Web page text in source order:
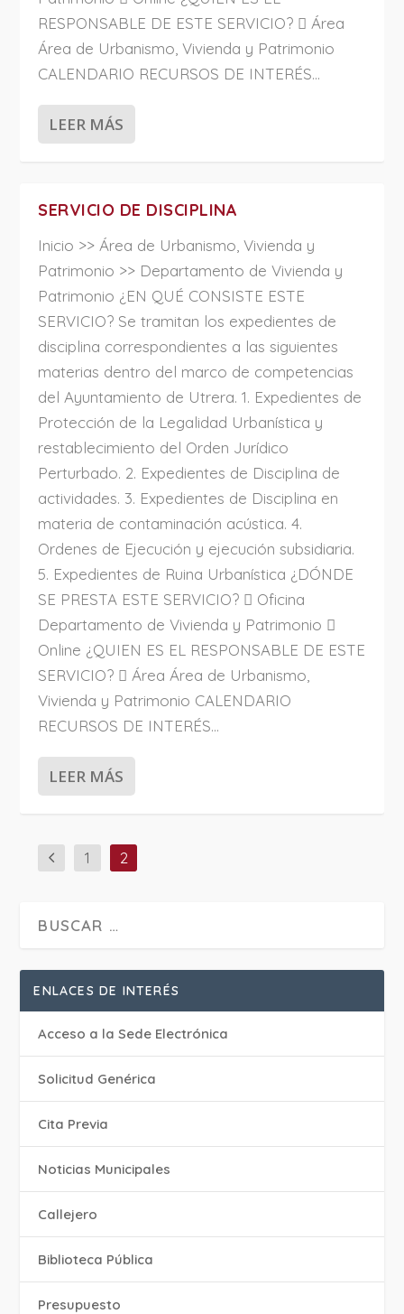
RESPONSABLE DE ESTE SERVICIO?  Área
Área de Urbanismo, Vivienda y Patrimonio
CALENDARIO RECURSOS DE INTERÉS...
LEER MÁS
SERVICIO DE DISCIPLINA
Inicio >> Área de Urbanismo, Vivienda y
Patrimonio >> Departamento de Vivienda y
Patrimonio ¿EN QUÉ CONSISTE ESTE
SERVICIO? Se tramitan los expedientes de
disciplina correspondientes a las siguientes
materias dentro del marco de competencias
del Ayuntamiento de Utrera. 1. Expedientes de
Protección de la Legalidad Urbanística y
restablecimiento del Orden Jurídico
Perturbado. 2. Expedientes de Disciplina de
actividades. 3. Expedientes de Disciplina en
materia de contaminación acústica. 4.
Ordenes de Ejecución y ejecución subsidiaria.
5. Expedientes de Ruina Urbanística ¿DÓNDE
SE PRESTA ESTE SERVICIO?  Oficina
Departamento de Vivienda y Patrimonio 
Online ¿QUIEN ES EL RESPONSABLE DE ESTE
SERVICIO?  Área Área de Urbanismo,
Vivienda y Patrimonio CALENDARIO
RECURSOS DE INTERÉS...
LEER MÁS
1 2
ENLACES DE INTERÉS
Acceso a la Sede Electrónica
Solicitud Genérica
Cita Previa
‎Noticias Municipales
Callejero
Biblioteca Pública
Presupuesto